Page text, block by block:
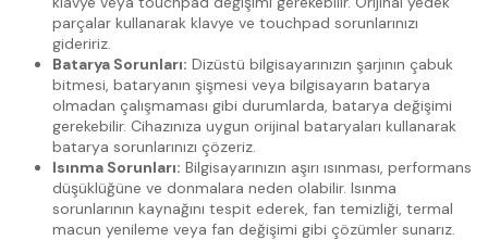
parçalar kullanarak klavye ve touchpad sorunlarınızı
gideririz.
Batarya Sorunları: Dizüstü bilgisayarınızın şarjının çabuk
bitmesi, bataryanın şişmesi veya bilgisayarın batarya
olmadan çalışmaması gibi durumlarda, batarya değişimi
gerekebilir. Cihazınıza uygun orijinal bataryaları kullanarak
batarya sorunlarınızı çözeriz.
Isınma Sorunları: Bilgisayarınızın aşırı ısınması, performans
düşüklüğüne ve donmalara neden olabilir. Isınma
sorunlarının kaynağını tespit ederek, fan temizliği, termal
macun yenileme veya fan değişimi gibi çözümler sunarız.